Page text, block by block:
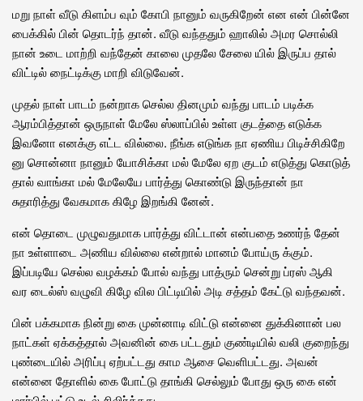
மறு நாள் வீடு கிளம்ப வும் கோபி நானும் வருகிறேன் என என் பின்னே
பைக்கில் பின் தொடர்ந் தான். வீடு வந்ததும் ஹாலில் அமர சொல்லி
நான் உடை மாற்றி வந்தேன் காலை முதலே சேலை யில் இருப்ப தால்
விட்டில் நைட்டிக்கு மாறி விடுவேன்.
முதல் நாள் பாடம் நன்றாக செல்ல தினமும் வந்து பாடம் படிக்க
ஆரம்பித்தான் ஒருநாள் மேலே ஸ்லாப்பில் உள்ள குடத்தை எடுக்க
இவனோ எனக்கு எட்ட வில்லை. நீங்க எடுங்க நா ஏணிய பிடிச்சிகிறே
னு சொன்னா நானும் யோசிக்கா மல் மேலே ஏற குடம் எடுத்து கொடுத்
தால் வாங்கா மல் மேலேயே பார்த்து கொண்டு இருந்தான் நா
சுதாரித்து வேகமாக கிழே இறங்கி னேன்.
என் தொடை முழுவதுமாக பார்த்து விட்டான் என்பதை உணர்ந் தேன்
நா உள்ளாடை அணிய வில்லை என்றால் மானம் போய்ரு க்கும்.
இப்படியே செல்ல வழக்கம் போல் வந்து பாத்ரும் சென்று ப்ரஸ் ஆகி
வர டைல்ஸ் வழுவி கிழே வில பிட்டியில் அடி சத்தம் கேட்டு வந்தவன்.
பின் பக்கமாக நின்று கை முன்னாடி விட்டு என்னை துக்கினான் பல
நாட்கள் ஏக்கத்தால் அவனின் கை பட்டதும் குண்டியில் வலி குறைந்து
புண்டையில் அரிப்பு ஏற்பட்டது காம ஆசை வெளிபட்டது. அவன்
என்னை தோளில் கை போட்டு தாங்கி செல்லும் போது ஒரு கை என்